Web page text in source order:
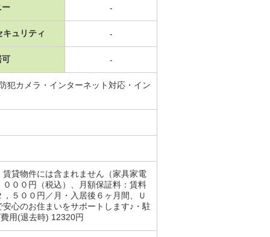
ー -
キュリティ -
可 -
犯カメラ・インターネット対応・イン
貸物件には含まれません（家具家電
００円（税込）、月額保証料：賃料
５００円／月・入居後６ヶ月間、Ｕ
心のお住まいをサポートします♪・駐
用(退去時) 12320円